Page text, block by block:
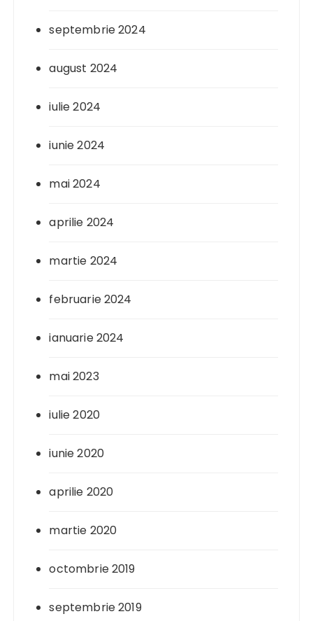
septembrie 2024
august 2024
iulie 2024
iunie 2024
mai 2024
aprilie 2024
martie 2024
februarie 2024
ianuarie 2024
mai 2023
iulie 2020
iunie 2020
aprilie 2020
martie 2020
octombrie 2019
septembrie 2019